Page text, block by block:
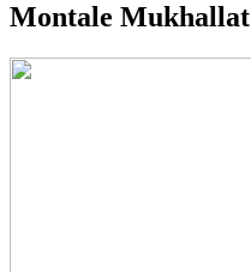
Montale Mukhallat